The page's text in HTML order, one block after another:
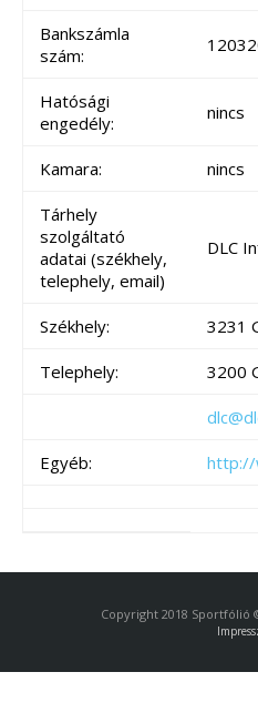
Bankszámla
szám:
Hatósági
engedély:
nincs
Kamara: nincs
Tárhely
szolgáltató
adatai (székhely,
telephely, email)
DLC
Székhely: 3231
Telephely: 3200
Egyéb: http://
Copyright 2018 Sportfólió